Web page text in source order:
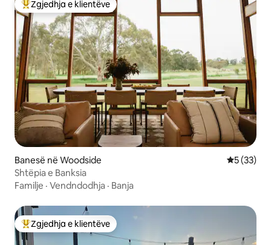
Më të mirat e zgjedhjeve të klientëve
Zgjedhja e klientëve
Banesë në Woodside Vlerësimi
5 (33)
Shtëpia e Banksia
Familje · Vendndodhja · Banja
Më të mirat e zgjedhjeve të klientëve
Zgjedhja e klientëve